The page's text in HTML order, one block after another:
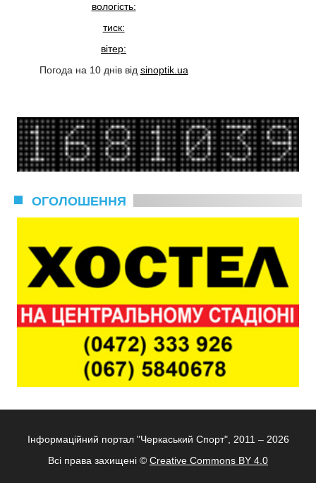
вологість:
тиск:
вітер:
Погода на 10 днів від sinoptik.ua
ОГОЛОШЕННЯ
Інформаційний портал "Черкаський Спорт", 2011 – 2026
Всі права захищені © Creative Commons BY 4.0